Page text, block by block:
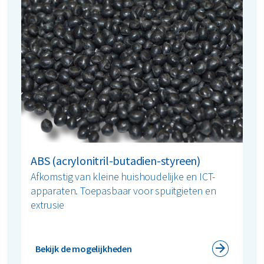
ABS (acrylonitril-butadien-styreen)
Afkomstig van kleine huishoudelijke en ICT-
apparaten. Toepasbaar voor spuitgieten en
extrusie
Bekijk de mogelijkheden